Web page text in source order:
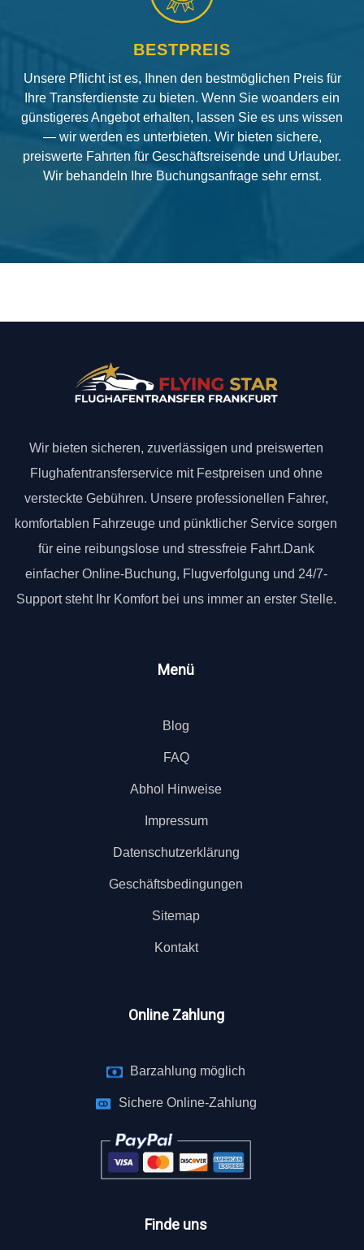
BESTPREIS
Unsere Pflicht ist es, Ihnen den bestmöglichen Preis für
Ihre Transferdienste zu bieten. Wenn Sie woanders ein
günstigeres Angebot erhalten, lassen Sie es uns wissen
— wir werden es unterbieten. Wir bieten sichere,
preiswerte Fahrten für Geschäftsreisende und Urlauber.
Wir behandeln Ihre Buchungsanfrage sehr ernst.
Wir bieten sicheren, zuverlässigen und preiswerten
Flughafentransferservice mit Festpreisen und ohne
versteckte Gebühren. Unsere professionellen Fahrer,
komfortablen Fahrzeuge und pünktlicher Service sorgen
für eine reibungslose und stressfreie Fahrt.Dank
einfacher Online-Buchung, Flugverfolgung und 24/7-
Support steht Ihr Komfort bei uns immer an erster Stelle.
Menü
Blog
FAQ
Abhol Hinweise
Impressum
Datenschutzerklärung
Geschäftsbedingungen
Sitemap
Kontakt
Online Zahlung
Barzahlung möglich
Sichere Online-Zahlung
Finde uns